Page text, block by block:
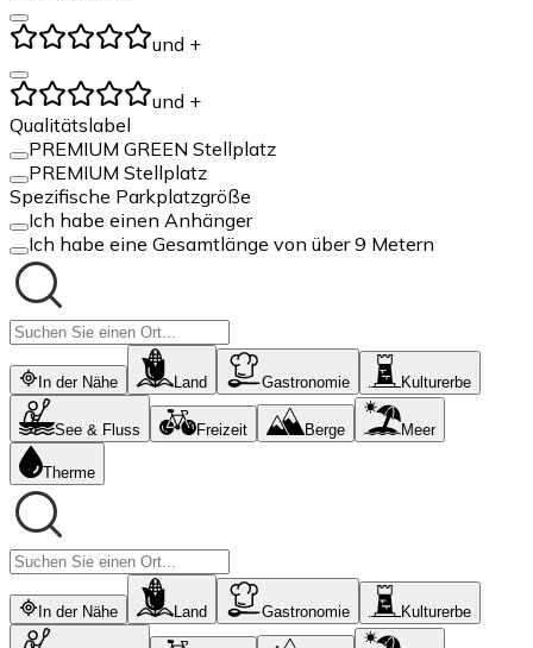
und +
und +
Qualitätslabel
PREMIUM GREEN Stellplatz
PREMIUM Stellplatz
Spezifische Parkplatzgröße
Ich habe einen Anhänger
Ich habe eine Gesamtlänge von über 9 Metern
In der Nähe Land Gastronomie Kulturerbe
See & Fluss Freizeit Berge Meer
Therme
In der Nähe Land Gastronomie Kulturerbe